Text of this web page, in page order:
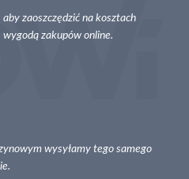
zaoszczędzić na kosztach
wygodą zakupów online.
wysyłamy tego samego